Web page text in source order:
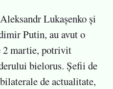
Lukașenko și
Putin, au avut o
2 martie, potrivit
bielorus. Șefii de
de actualitate,